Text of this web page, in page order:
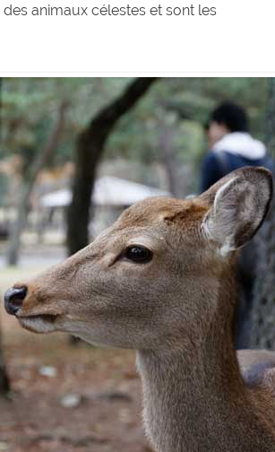
animaux célestes et sont les